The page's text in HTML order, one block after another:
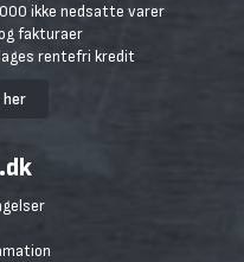
ikke nedsatte varer
fakturaer
rentefri kredit